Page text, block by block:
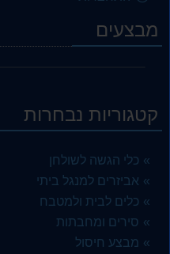
מבצעים
קטגוריות נבחרות
כלי הגשה לשולחן
אביזרים למנגל ביתי
כלים לבית ולמטבח
סירים ומחבתות
מבצע חיסול